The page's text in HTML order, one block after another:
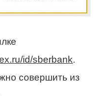
id/sberbank.
совершить из